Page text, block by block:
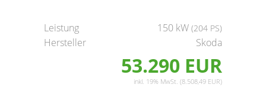
Leistung 150 kW (204 PS)
Hersteller Skoda
53.290 EUR
inkl. 19% MwSt. (8.508,49 EUR)